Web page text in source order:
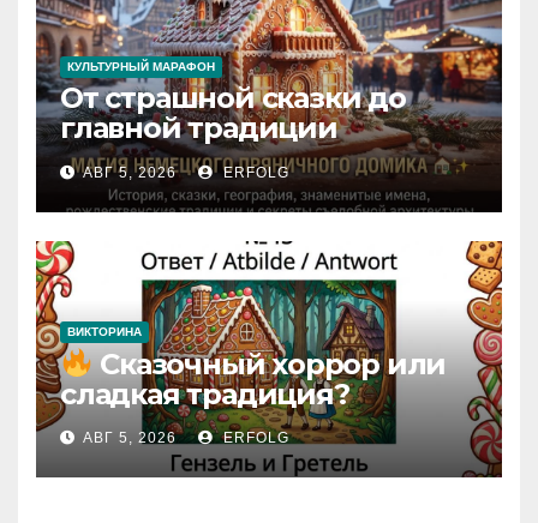
КУЛЬТУРНЫЙ МАРАФОН
От страшной сказки до
главной традиции
Рождества: секреты
немецкого пряничного
домика!
АВГ 5, 2026 ERFOLG
ВИКТОРИНА
Сказочный хоррор или
сладкая традиция?
Открываем секреты
вчерашней викторины!
АВГ 5, 2026 ERFOLG